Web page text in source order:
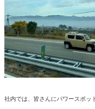
社内では、皆さんにパワースポッ